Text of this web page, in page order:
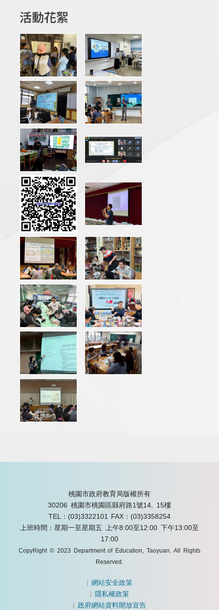
活動花絮
桃園市政府教育局版權所有
30206 桃園市桃園區縣府路1號14, 15樓
TEL：(03)3322101
FAX：(03)3358254
上班時間：星期一至星期五 上午8:00至12:00 下午13:00至
17:00
CopyRight © 2023 Department of Education, Taoyuan. All Rights
Reserved.
|網站安全政策
| 隱私權政策
|政府網站資料開放宣告